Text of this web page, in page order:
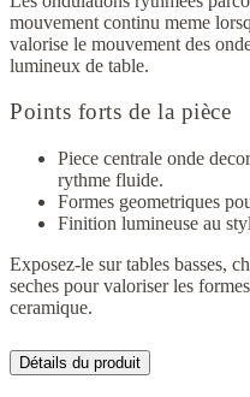
mouvement continu meme
valorise le mouvement des
lumineux de table.
Points forts de la pièce
Piece centrale onde
rythme fluide.
Formes geometriques
Finition lumineuse au
Exposez-le sur tables basses,
seches pour valoriser les
ceramique.
Détails du produit